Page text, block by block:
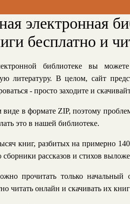
электронная
бесплатно и
библиотеке вы
литературу. В целом, сайт
- просто заходите и
в формате ZIP, поэтому
это в нашей библиотеке.
книг, разбитых на примерно
сборники рассказов и стихов
прочитать только начальный
читать онлайн и скачивать их